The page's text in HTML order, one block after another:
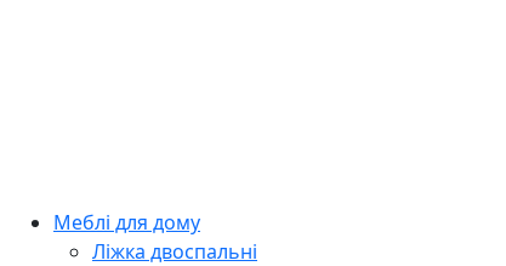
Меблі для дому
Ліжка двоспальні